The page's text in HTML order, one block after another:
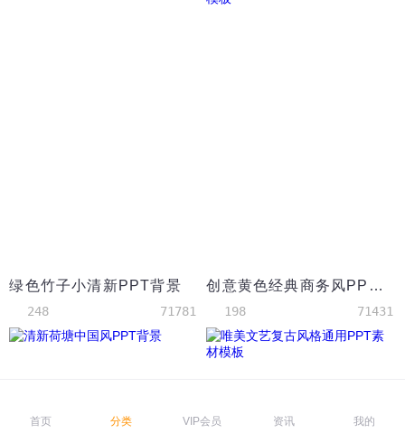
绿色竹子小清新PPT背景
248 71781
创意黄色经典商务风PPT背景模板
198 71431
首页 分类 VIP会员 资讯 我的